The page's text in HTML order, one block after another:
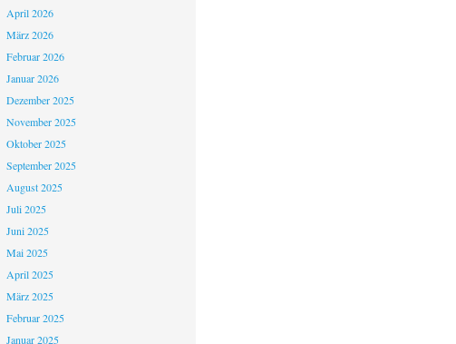
April 2026
März 2026
Februar 2026
Januar 2026
Dezember 2025
November 2025
Oktober 2025
September 2025
August 2025
Juli 2025
Juni 2025
Mai 2025
April 2025
März 2025
Februar 2025
Januar 2025